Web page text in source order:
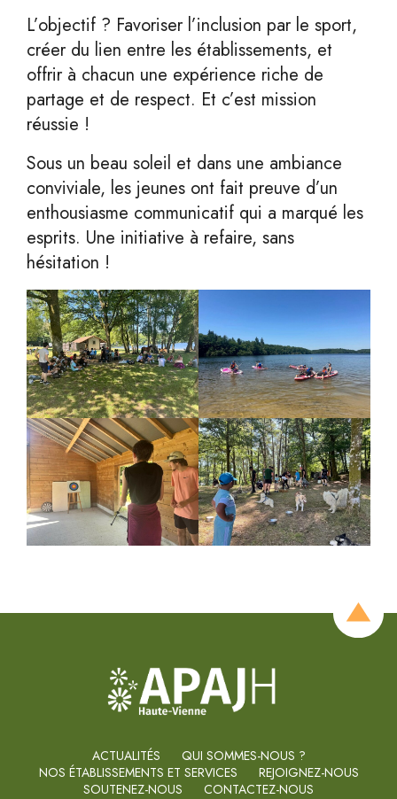
L’objectif ? Favoriser l’inclusion par le sport,
créer du lien entre les établissements, et
offrir à chacun une expérience riche de
partage et de respect. Et c’est mission
réussie !
Sous un beau soleil et dans une ambiance
conviviale, les jeunes ont fait preuve d’un
enthousiasme communicatif qui a marqué les
esprits. Une initiative à refaire, sans
hésitation !
ACTUALITÉS
QUI SOMMES-NOUS ?
NOS ÉTABLISSEMENTS ET SERVICES
REJOIGNEZ-NOUS
SOUTENEZ-NOUS
CONTACTEZ-NOUS